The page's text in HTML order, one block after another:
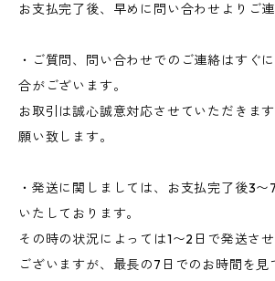
お支払完了後、早めに問い合わせよりご連
・ご質問、問い合わせでのご連絡はすぐ
合がございます。
お取引は誠心誠意対応させていただきま
願い致します。
・発送に関しましては、お支払完了後3
いたしております。
その時の状況によっては1〜2日で発送さ
ございますが、最長の7日でのお時間を見